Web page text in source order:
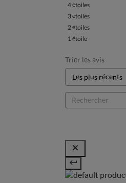
4étoiles
3étoiles
2 étoiles
1 étoile
Trier les avis